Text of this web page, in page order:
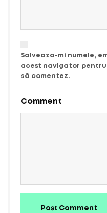
Salvează-mi numele,
acest navigator
să comentez.
Comment
Post Comment